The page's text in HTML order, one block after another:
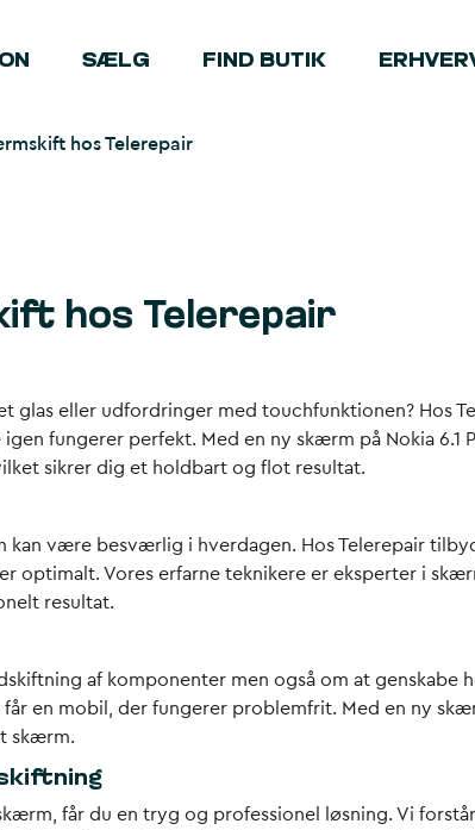
SÆLG FIND BUTIK
hos Telerepair
hos Telerepair
glas eller udfordringer med touchfunktionen? Hos
fungerer perfekt. Med en ny skærm på Nokia 6.1
sikrer dig et holdbart og flot resultat.
være besværlig i hverdagen. Hos Telerepair
optimalt. Vores erfarne teknikere er eksperter i
resultat.
af komponenter men også om at
en mobil, der fungerer problemfrit. Med en ny
skærm.
får du en tryg og professionel løsning. Vi